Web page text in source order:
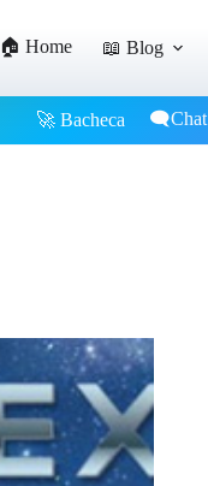
🏠 Home 📖 Blog
🚀 Bacheca 🗨️Chat